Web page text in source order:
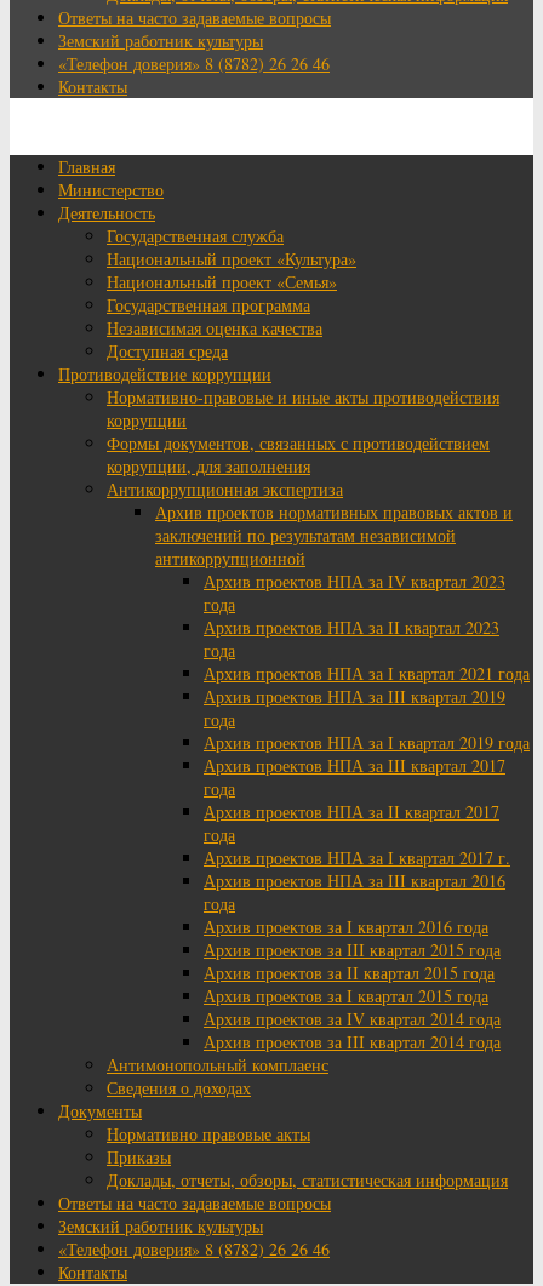
Ответы на часто задаваемые вопросы
Земский работник культуры
«Телефон доверия» 8 (8782) 26 26 46
Контакты
Главная
Министерство
Деятельность
Государственная служба
Национальный проект «Культура»
Национальный проект «Семья»
Государственная программа
Независимая оценка качества
Доступная среда
Противодействие коррупции
Нормативно-правовые и иные акты противодействия
коррупции
Формы документов, связанных с противодействием
коррупции, для заполнения
Антикоррупционная экспертиза
Архив проектов нормативных правовых актов и
заключений по результатам независимой
антикоррупционной
Архив проектов НПА за IV квартал 2023
года
Архив проектов НПА за II квартал 2023
года
Архив проектов НПА за I квартал 2021 года
Архив проектов НПА за III квартал 2019
года
Архив проектов НПА за I квартал 2019 года
Архив проектов НПА за III квартал 2017
года
Архив проектов НПА за II квартал 2017
года
Архив проектов НПА за I квартал 2017 г.
Архив проектов НПА за III квартал 2016
года
Архив проектов за I квартал 2016 года
Архив проектов за III квартал 2015 года
Архив проектов за II квартал 2015 года
Архив проектов за I квартал 2015 года
Архив проектов за IV квартал 2014 года
Архив проектов за III квартал 2014 года
Антимонопольный комплаенс
Сведения о доходах
Документы
Нормативно правовые акты
Приказы
Доклады, отчеты, обзоры, статистическая информация
Ответы на часто задаваемые вопросы
Земский работник культуры
«Телефон доверия» 8 (8782) 26 26 46
Контакты